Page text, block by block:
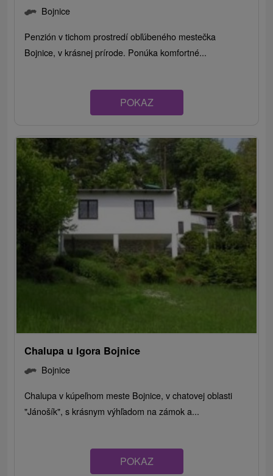
Bojnice
Penzión v tichom prostredí obľúbeného mestečka
Bojnice, v krásnej prírode. Ponúka komfortné...
POKAZ
Chalupa u Igora Bojnice
Bojnice
Chalupa v kúpeľnom meste Bojnice, v chatovej oblasti
"Jánošík", s krásnym výhľadom na zámok a...
POKAZ